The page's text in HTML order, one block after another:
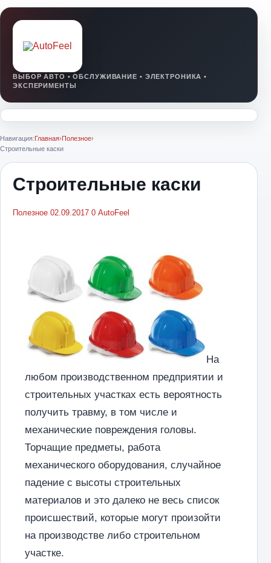
Навигация:Главная›Полезное›
Строительные каски
Строительные каски
Полезное 02.09.2017 0 AutoFeel
На
любом производственном предприятии и
строительных участках есть вероятность
получить травму, в том числе и
механические повреждения головы.
Торчащие предметы, работа
механического оборудования, случайное
падение с высоты строительных
материалов и это далеко не весь список
происшествий, которые могут произойти
на производстве либо строительном
участке.